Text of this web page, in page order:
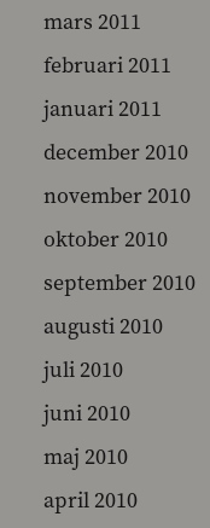
mars 2011
februari 2011
januari 2011
december 2010
november 2010
oktober 2010
september 2010
augusti 2010
juli 2010
juni 2010
maj 2010
april 2010